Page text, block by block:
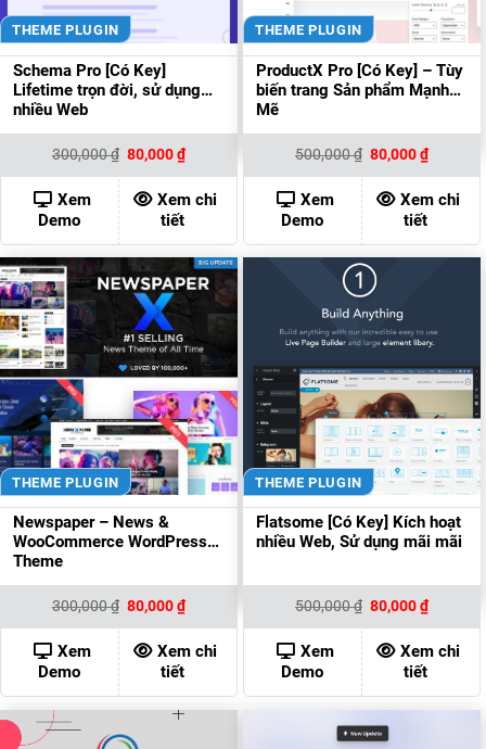
THEME PLUGIN
Schema Pro [Có Key]
Lifetime trọn đời, sử dụng
nhiều Web
300,000₫ Giá
gốc
là:
300,000 ₫.
80,000₫Giá
hiện
tại
là:
80,000 ₫.
Xem
Demo
Xem chi
tiết
THEME PLUGIN
ProductX Pro [Có Key] – Tùy
biến trang Sản phẩm Mạnh
Mẽ
500,000₫ Giá
gốc
là:
500,000 ₫.
80,000₫Giá
hiện
tại
là:
80,000
Xem
Demo
Xem chi
tiết
THEME PLUGIN
Newspaper – News &
WooCommerce WordPress
Theme
300,000₫ Giá
gốc
là:
300,000 ₫.
80,000₫Giá
hiện
tại
là:
80,000 ₫.
Xem
Demo
Xem chi
tiết
THEME PLUGIN
Flatsome [Có Key] Kích hoạt
nhiều Web, Sử dụng mãi mãi
500,000₫ Giá
gốc
là:
500,000 ₫.
80,000₫Giá
hiện
tại
là:
80,000
Xem
Demo
Xem chi
tiết